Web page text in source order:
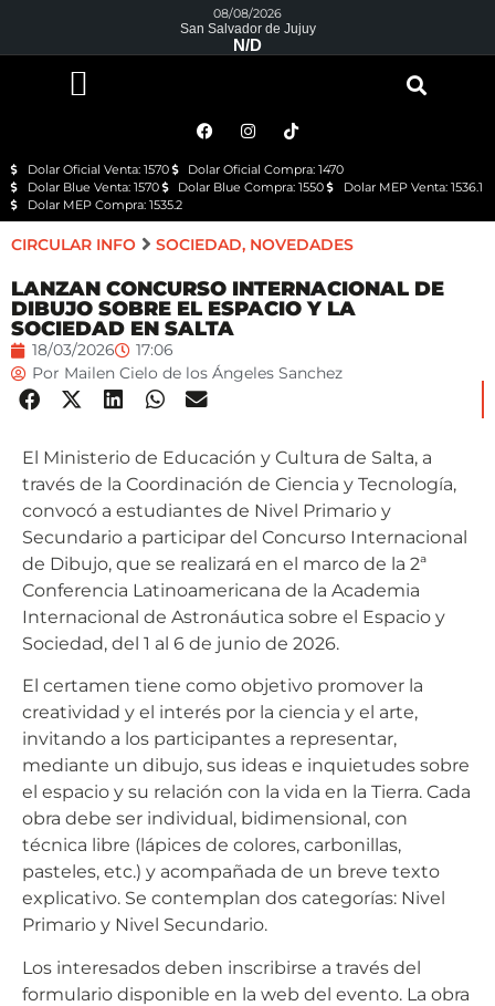
08/08/2026
San Salvador de Jujuy
N/D
Dolar Oficial Venta: 1570
Dolar Oficial Compra: 1470
Dolar Blue Venta: 1570
Dolar Blue Compra: 1550
Dolar MEP Venta: 1536.1
Dolar MEP Compra: 1535.2
CIRCULAR INFO SOCIEDAD, NOVEDADES
LANZAN CONCURSO INTERNACIONAL DE
DIBUJO SOBRE EL ESPACIO Y LA
SOCIEDAD EN SALTA
18/03/2026
17:06
Por Mailen Cielo de los Ángeles Sanchez
El Ministerio de Educación y Cultura de Salta, a
través de la Coordinación de Ciencia y Tecnología,
convocó a estudiantes de Nivel Primario y
Secundario a participar del Concurso Internacional
de Dibujo, que se realizará en el marco de la 2ª
Conferencia Latinoamericana de la Academia
Internacional de Astronáutica sobre el Espacio y
Sociedad, del 1 al 6 de junio de 2026.
El certamen tiene como objetivo promover la
creatividad y el interés por la ciencia y el arte,
invitando a los participantes a representar,
mediante un dibujo, sus ideas e inquietudes sobre
el espacio y su relación con la vida en la Tierra. Cada
obra debe ser individual, bidimensional, con
técnica libre (lápices de colores, carbonillas,
pasteles, etc.) y acompañada de un breve texto
explicativo. Se contemplan dos categorías: Nivel
Primario y Nivel Secundario.
Los interesados deben inscribirse a través del
formulario disponible en la web del evento. La obra